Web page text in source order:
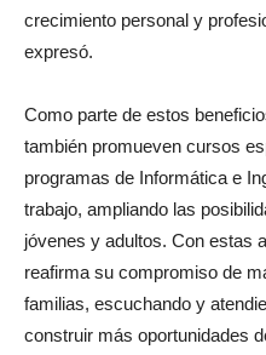
crecimiento personal y
expresó.
Como parte de estos
también promueven cursos
programas de Informática e
trabajo, ampliando las
jóvenes y adultos. Con estas
reafirma su compromiso de
familias, escuchando y
construir más oportunidades